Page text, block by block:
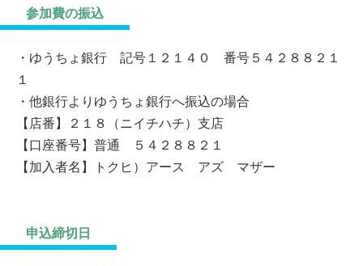
参加費の振込
・ゆうちょ銀行 記号１２１４０ 番号５４２８８２１
１
・他銀行よりゆうちょ銀行へ振込の場合
【店番】２１８（ニイチハチ）支店
【口座番号】普通 ５４２８８２１
【加入者名】トクヒ）アース アズ マザー
申込締切日